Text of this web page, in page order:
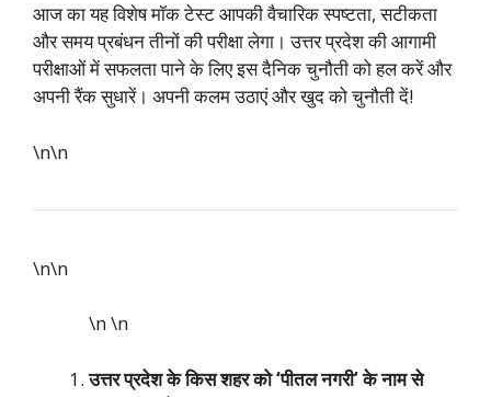
आज का यह विशेष मॉक टेस्ट आपकी वैचारिक स्पष्टता, सटीकता
और समय प्रबंधन तीनों की परीक्षा लेगा। उत्तर प्रदेश की आगामी
परीक्षाओं में सफलता पाने के लिए इस दैनिक चुनौती को हल करें और
अपनी रैंक सुधारें। अपनी कलम उठाएं और खुद को चुनौती दें!
\n\n
\n\n
\n\n
उत्तर प्रदेश के किस शहर को ‘पीतल नगरी’ के नाम से